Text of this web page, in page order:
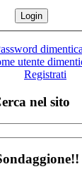
utente
Registrati
nel sito